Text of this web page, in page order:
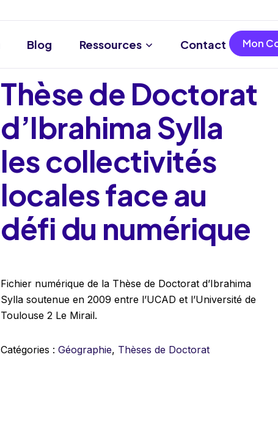
Blog Ressources Contact Mon
Thèse de Doctorat
d’Ibrahima Sylla
les collectivités
locales face au
défi du numérique
Fichier numérique de la Thèse de Doctorat d’Ibrahima
Sylla soutenue en 2009 entre l’UCAD et l’Université de
Toulouse 2 Le Mirail.
Catégories : Géographie, Thèses de Doctorat